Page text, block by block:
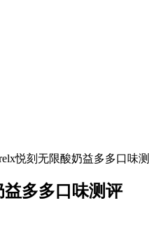
悦刻无限酸奶益多多口味
多多口味测评